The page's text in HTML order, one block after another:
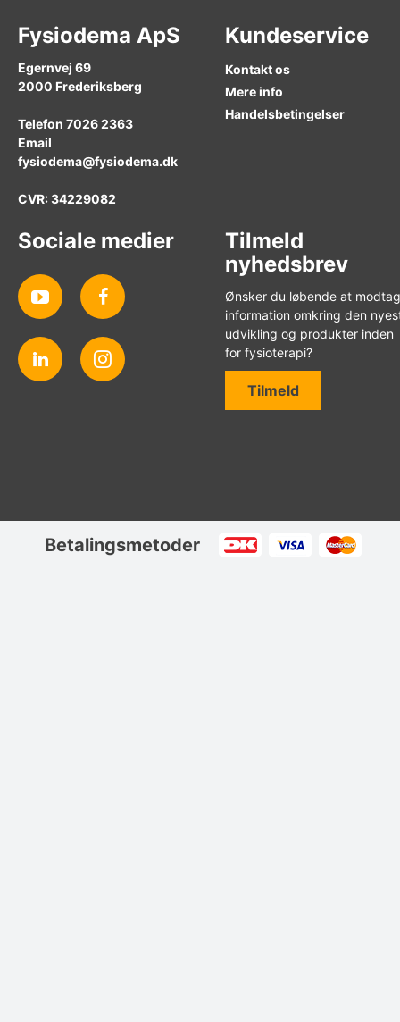
Fysiodema ApS
Egernvej 69
2000 Frederiksberg
Telefon 7026 2363
Email
fysiodema@fysiodema.dk
CVR: 34229082
Kundeservice
Kontakt os
Mere info
Handelsbetingelser
Sociale medier
Tilmeld
nyhedsbrev
Ønsker du løbende at
information omkring den
udvikling og produkter inden
for fysioterapi?
Tilmeld
Betalingsmetoder